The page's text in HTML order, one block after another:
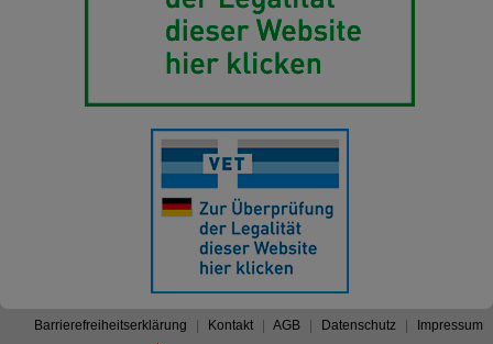
Barrierefreiheitserklärung Kontakt AGB Datenschutz Impressum